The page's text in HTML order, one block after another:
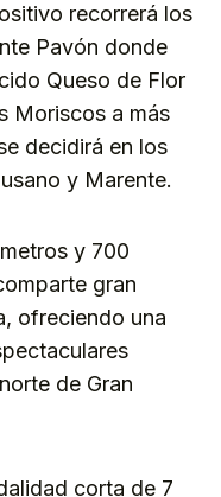
recorrerá los
Pavón donde
Queso de Flor
Moriscos a más
decidirá en los
y Marente.
y 700
gran
ofreciendo una
de Gran
corta de 7